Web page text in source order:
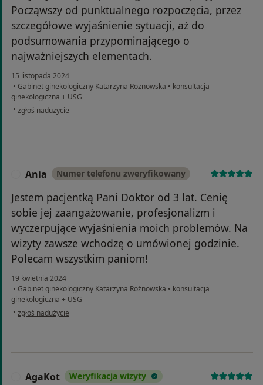
Począwszy od punktualnego rozpoczęcia, przez
szczegółowe wyjaśnienie sytuacji, aż do
podsumowania przypominającego o
najważniejszych elementach.
15 listopada 2024
• Gabinet ginekologiczny Katarzyna Rożnowska • konsultacja
ginekologiczna + USG
• w opinii użytkownika MaGa
zgłoś nadużycie
Ania Numer telefonu zweryfikowany
Jestem pacjentką Pani Doktor od 3 lat. Cenię
sobie jej zaangażowanie, profesjonalizm i
wyczerpujące wyjaśnienia moich problemów. Na
wizyty zawsze wchodzę o umówionej godzinie.
Polecam wszystkim paniom!
19 kwietnia 2024
• Gabinet ginekologiczny Katarzyna Rożnowska • konsultacja
ginekologiczna + USG
• w opinii użytkownika Ania
zgłoś nadużycie
AgaKot Weryfikacja wizyty